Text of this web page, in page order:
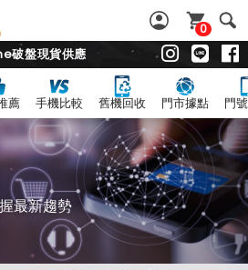
0
破盤現貨供應
薦 手機比較 舊機回收 門市據點 門
最新趨勢